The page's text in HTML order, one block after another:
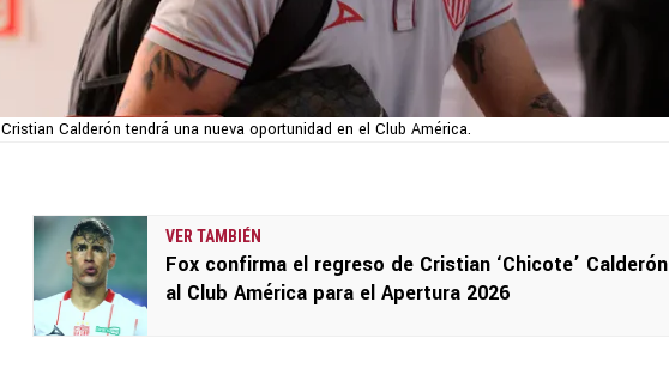
Cristian Calderón tendrá una nueva oportunidad en el Club América.
VER TAMBIÉN
Fox confirma el regreso de Cristian ‘Chicote’ Calderón
al Club América para el Apertura 2026